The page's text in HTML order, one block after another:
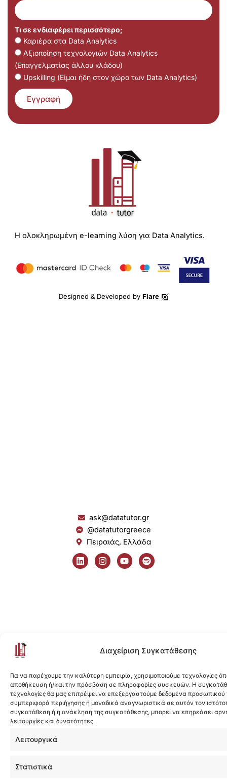
Διαχείριση Συγκατάθεσης
Για να παρέχουμε την καλύτερη εμπειρία, χρησιμοποιούμε τεχνολογίες
αποθήκευση ή/και την πρόσβαση σε πληροφορίες συσκευών. Η
τεχνολογίες θα μας επιτρέψει να επεξεργαστούμε δεδομένα
συμπεριφορά περιήγησης ή μοναδικά αναγνωριστικά σε αυτόν τον
συγκατάθεση ή η ανάκληση της συγκατάθεσης, μπορεί να επηρεάσει
λειτουργίες και δυνατότητες.
Λειτουργικά
Στατιστικά
Τι σε ενδιαφέρει περισσότερο;
Καριέρα στα Data Analytics
Αξιοποίηση τεχνολογιών Data Analytics
(Επαγγελματίας άλλου κλάδου)
Upskilling (Είμαι ήδη στον χώρο των Data Analytics)
Εγγραφή
Η ολοκληρωμένη e-learning λύση για Data Analytics.
Designed & Developed by Flare
ask@datatutor.gr
@datatutorgreece
Πειραιάς, Ελλάδα
L
i
n
I
n
s
Y
o
u
S
p
o